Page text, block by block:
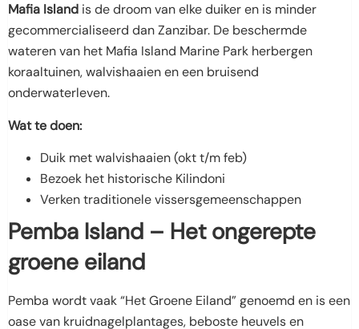
Mafia Island is de droom van elke duiker en is minder
gecommercialiseerd dan Zanzibar. De beschermde
wateren van het Mafia Island Marine Park herbergen
koraaltuinen, walvishaaien en een bruisend
onderwaterleven.
Wat te doen:
Duik met walvishaaien (okt t/m feb)
Bezoek het historische Kilindoni
Verken traditionele vissersgemeenschappen
Pemba Island – Het ongerepte
groene eiland
Pemba wordt vaak “Het Groene Eiland” genoemd en is een
oase van kruidnagelplantages, beboste heuvels en